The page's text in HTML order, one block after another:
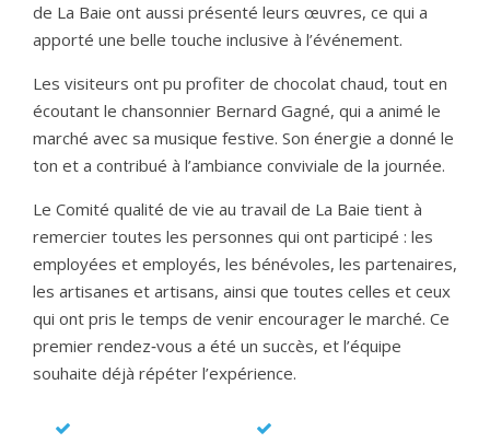
de La Baie ont aussi présenté leurs œuvres, ce qui a
apporté une belle touche inclusive à l’événement.
Les visiteurs ont pu profiter de chocolat chaud, tout en
écoutant le chansonnier Bernard Gagné, qui a animé le
marché avec sa musique festive. Son énergie a donné le
ton et a contribué à l’ambiance conviviale de la journée.
Le Comité qualité de vie au travail de La Baie tient à
remercier toutes les personnes qui ont participé : les
employées et employés, les bénévoles, les partenaires,
les artisanes et artisans, ainsi que toutes celles et ceux
qui ont pris le temps de venir encourager le marché. Ce
premier rendez‑vous a été un succès, et l’équipe
souhaite déjà répéter l’expérience.